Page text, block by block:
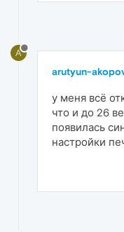
A
arutyun-
у меня всё
что и до 26
появилась
настройки